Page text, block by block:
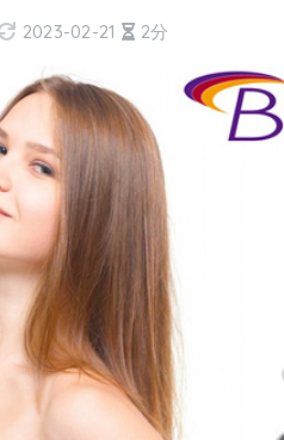
2023-02-21 2分